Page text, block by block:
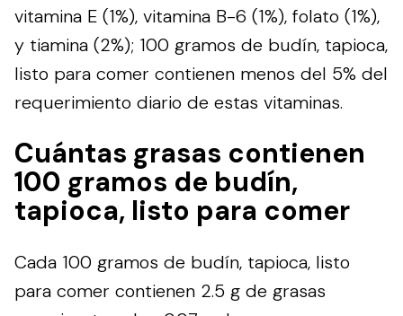
vitamina E (1%), vitamina B-6 (1%), folato (1%),
y tiamina (2%); 100 gramos de budín, tapioca,
listo para comer contienen menos del 5% del
requerimiento diario de estas vitaminas.
Cuántas grasas contienen
100 gramos de budín,
tapioca, listo para comer
Cada 100 gramos de budín, tapioca, listo
para comer contienen 2.5 g de grasas